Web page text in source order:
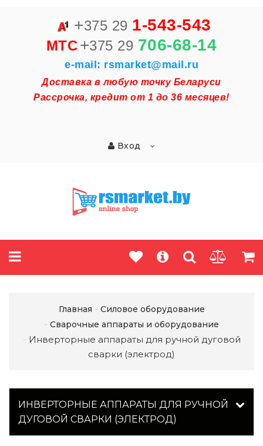
+375 29 1-543-543
MTC+375 29 706-68-14
e-mail: rsmarket@mail.ru
Доставка в любую точку Беларуси
Рассрочка, кредит от 1 до 36 месяцев!
Вход
Главная
Силовое оборудование
Сварочные аппараты и оборудование
Инверторные аппараты для ручной дуговой
сварки (электрод)
ИНВЕРТОРНЫЕ АППАРАТЫ ДЛЯ РУЧНОЙ
ДУГОВОЙ СВАРКИ (ЭЛЕКТРОД)